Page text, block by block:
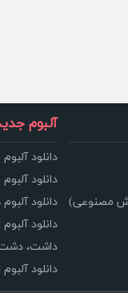
مصنوعی)
آلبوم
دانلود
دانلود آلبوم
دانلود
دانلود
داشت،
دانلود